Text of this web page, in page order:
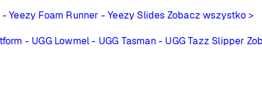
- Yeezy Foam Runner - Yeezy Slides Zobacz wszystko >
- UGG Lowmel - UGG Tasman - UGG Tazz Slipper